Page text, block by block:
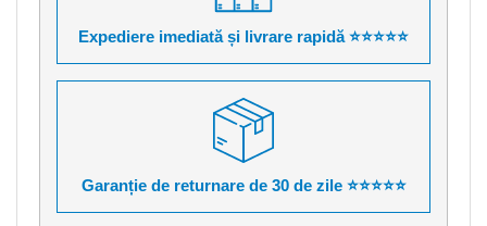
Expediere imediată și livrare rapidă ⭐⭐⭐⭐⭐
Garanție de returnare de 30 de zile ⭐⭐⭐⭐⭐